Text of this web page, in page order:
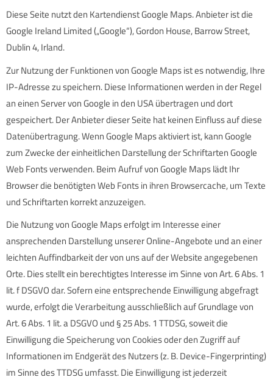
Diese Seite nutzt den Kartendienst Google Maps. Anbieter ist die
Google Ireland Limited („Google“), Gordon House, Barrow Street,
Dublin 4, Irland.
Zur Nutzung der Funktionen von Google Maps ist es notwendig, Ihre
IP-Adresse zu speichern. Diese Informationen werden in der Regel
an einen Server von Google in den USA übertragen und dort
gespeichert. Der Anbieter dieser Seite hat keinen Einfluss auf diese
Datenübertragung. Wenn Google Maps aktiviert ist, kann Google
zum Zwecke der einheitlichen Darstellung der Schriftarten Google
Web Fonts verwenden. Beim Aufruf von Google Maps lädt Ihr
Browser die benötigten Web Fonts in ihren Browsercache, um Texte
und Schriftarten korrekt anzuzeigen.
Die Nutzung von Google Maps erfolgt im Interesse einer
ansprechenden Darstellung unserer Online-Angebote und an einer
leichten Auffindbarkeit der von uns auf der Website angegebenen
Orte. Dies stellt ein berechtigtes Interesse im Sinne von Art. 6 Abs. 1
lit. f DSGVO dar. Sofern eine entsprechende Einwilligung abgefragt
wurde, erfolgt die Verarbeitung ausschließlich auf Grundlage von
Art. 6 Abs. 1 lit. a DSGVO und § 25 Abs. 1 TTDSG, soweit die
Einwilligung die Speicherung von Cookies oder den Zugriff auf
Informationen im Endgerät des Nutzers (z. B. Device-Fingerprinting)
im Sinne des TTDSG umfasst. Die Einwilligung ist jederzeit